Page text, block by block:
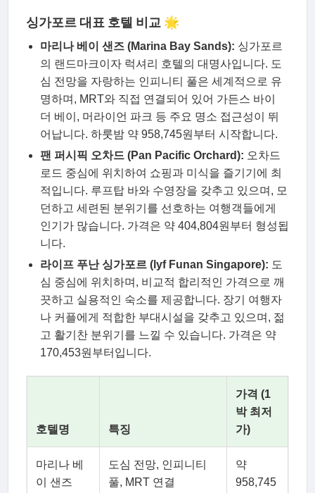
싱가포르 대표 호텔 비교 🌟
마리나 베이 샌즈 (Marina Bay Sands): 싱가포르
의 랜드마크이자 럭셔리 호텔의 대명사입니다. 도
심 전망을 자랑하는 인피니티 풀은 세계적으로 유
명하며, MRT와 직접 연결되어 있어 가든스 바이
더 베이, 머라이언 파크 등 주요 명소 접근성이 뛰
어납니다. 하룻밤 약 958,745원부터 시작합니다.
팬 퍼시픽 오차드 (Pan Pacific Orchard): 오차드
로드 중심에 위치하여 쇼핑과 미식을 즐기기에 최
적입니다. 루프탑 바와 수영장을 갖추고 있으며, 모
던하고 세련된 분위기를 선호하는 여행객들에게
인기가 많습니다. 가격은 약 404,804원부터 형성됩
니다.
라이프 푸난 싱가포르 (lyf Funan Singapore): 도
심 중심에 위치하며, 비교적 합리적인 가격으로 깨
끗하고 실용적인 숙소를 제공합니다. 장기 여행자
나 커플에게 적합한 부대시설을 갖추고 있으며, 젊
고 활기찬 분위기를 느낄 수 있습니다. 가격은 약
170,453원부터입니다.
호텔명 특징
가격 (1
박 최저
가)
마리나 베
이 샌즈
도심 전망, 인피니티
풀, MRT 연결
약
958,745